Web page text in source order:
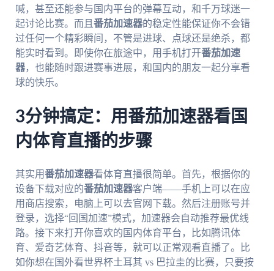
喊，甚至还能参与国内平台的弹幕互动，和千万球迷一
起讨论比赛。而且 番茄加速器的稳定性能保证你不会错
过任何一个精彩瞬间，不管是进球、点球还是绝杀，都
能实时看到。即使你在旅途中，用手机打开番茄加速
器，也能随时跟进赛事进展，和国内的朋友一起分享看
球的快乐。
3分钟搞定：用番茄加速器看国
内体育直播的步骤
其实用番茄加速器看体育直播很简单。首先，根据你的
设备下载对应的番茄加速器客户端——手机上可以在应
用商店搜索，电脑上可以去官网下载。然后注册账号并
登录，选择“回国加速”模式，加速器会自动推荐最优线
路。接下来打开你喜欢的国内体育平台，比如腾讯体
育、爱奇艺体育、抖音等，就可以正常观看直播了。比
如你想在国外看世界杯土耳其 vs 巴拉圭的比赛，只要按